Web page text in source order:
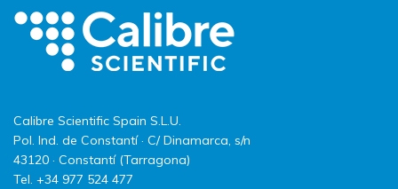
Calibre Scientific Spain S.L.U.
Pol. Ind. de Constantí · C/ Dinamarca, s/n
43120 · Constantí (Tarragona)
Tel. +34 977 524 477